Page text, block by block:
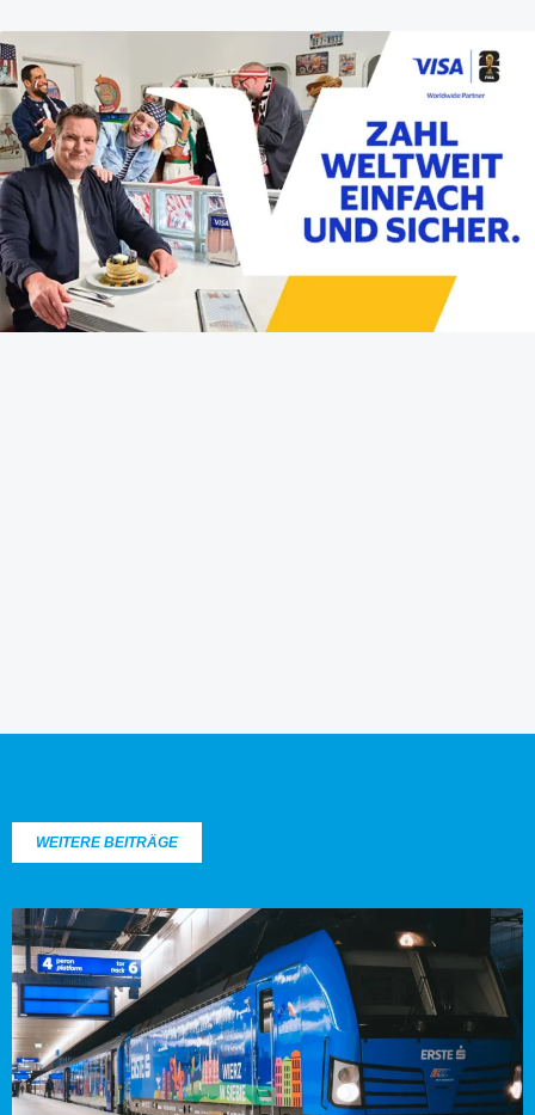
WEITERE BEITRÄGE